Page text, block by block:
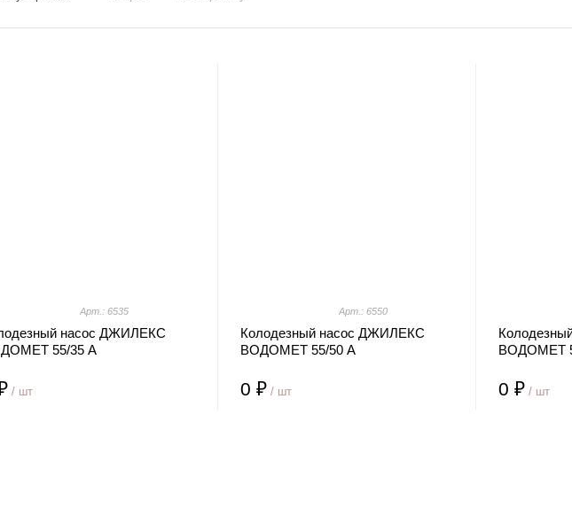
Арт.: 6535
насос ДЖИЛЕКС
55/35 А
/ шт
Арт.: 6550
Колодезный насос ДЖИЛЕКС
ВОДОМЕТ 55/50 А
0 ₽/ шт
ВОДОМЕТ
0 ₽ / шт